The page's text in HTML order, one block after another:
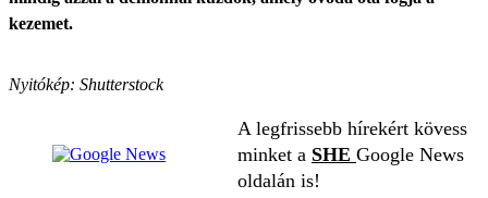
kezemet.
Nyitókép: Shutterstock
A legfrissebb hírekért kövess
minket a SHE Google News
oldalán is!